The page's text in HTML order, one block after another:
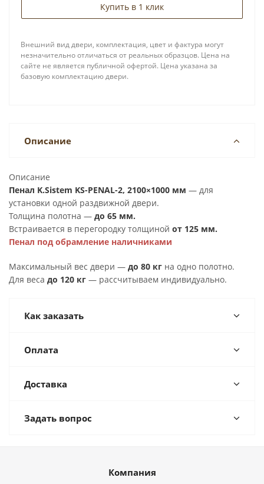
Купить в 1 клик
Внешний вид двери, комплектация, цвет и фактура могут
незначительно отличаться от реальных образцов. Цена на
сайте не является публичной офертой. Цена указана за
базовую комплектацию двери.
Описание
Описание
Пенал K.Sistem KS-PENAL-2, 2100×1000 мм — для
установки одной раздвижной двери.
Толщина полотна — до 65 мм.
Встраивается в перегородку толщиной от 125 мм.
Пенал под обрамление наличниками
Максимальный вес двери — до 80 кг на одно полотно.
Для веса до 120 кг — рассчитываем индивидуально.
Как заказать
Оплата
Доставка
Задать вопрос
Компания